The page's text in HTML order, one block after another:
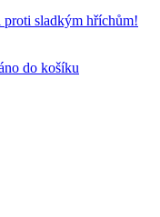
sladkým hříchům!
do košíku